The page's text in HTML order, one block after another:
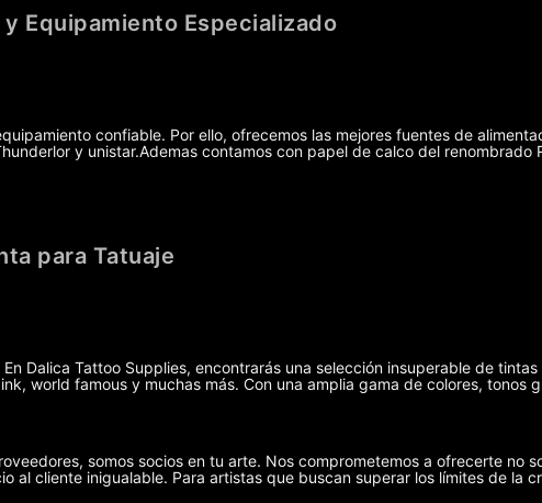
Equipamiento Especializado
confiable. Por ello, ofrecemos las mejores fuentes de
y unistar.Ademas contamos con papel de calco del
para Tatuaje
Dalica Tattoo Supplies, encontrarás una selección insuperable de
world famous y muchas más. Con una amplia gama de colores,
somos socios en tu arte. Nos comprometemos a ofrecerte no
al cliente inigualable. Para artistas que buscan superar los límites de la